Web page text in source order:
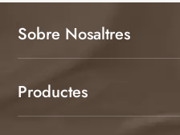
Sobre Nosaltres
Productes